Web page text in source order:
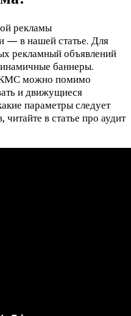
рекламы
— в нашей статье. Для
рекламный объявлений
баннеры.
КМС можно помимо
и движущиеся
параметры следует
в статье про аудит